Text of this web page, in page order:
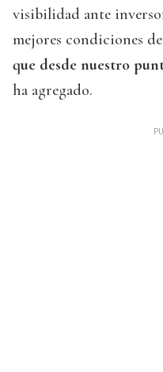
visibilidad ante
mejores condiciones
que desde nuestro
ha agregado.